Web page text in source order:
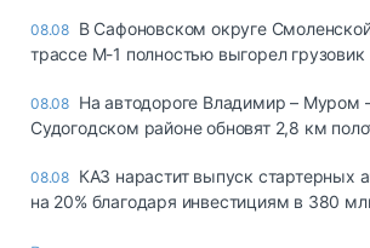
08.08 В Сафоновском округе
трассе М-1 полностью выгорел грузовик
08.08 На автодороге Владимир – Муром
Судогодском районе обновят 2,8 км
08.08 КАЗ нарастит выпуск стартерных
на 20% благодаря инвестициям в 380